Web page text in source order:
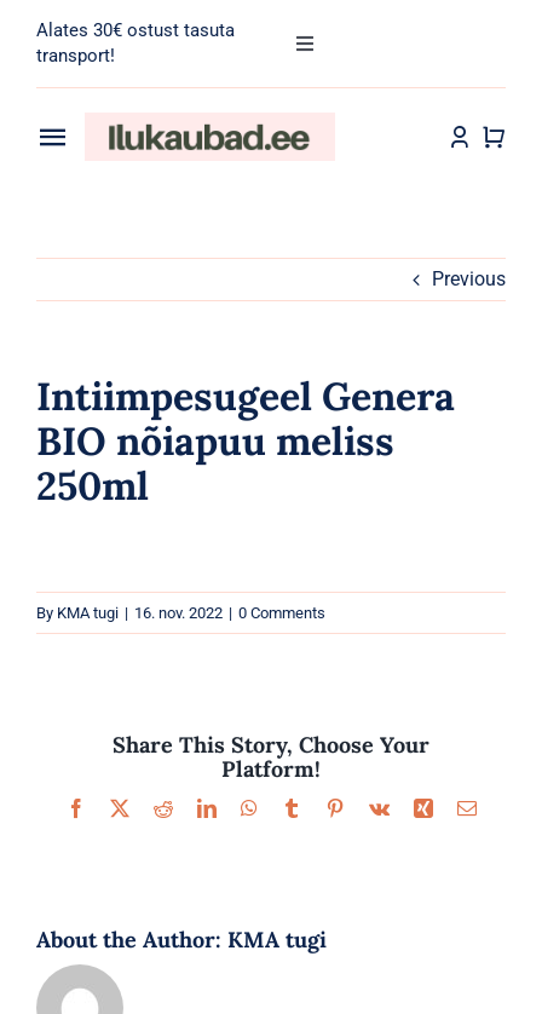
content
Alates 30€ ostust tasuta
transport!
Toggle
for:
Toggle
Meik
Tarvikud
Kaubamärgid
Previous
Intiimpesugeel Genera
BIO nõiapuu meliss
250ml
By KMA tugi | 16. nov. 2022 | 0 Comments
Share This Story, Choose Your
Platform!
Facebook
X RedditLinkedInWhatsApp
TumblrPinterest
Vk Xing Email
About the Author: KMA tugi